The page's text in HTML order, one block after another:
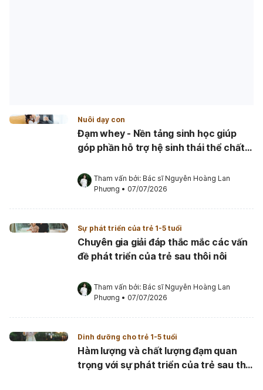
Nuôi dạy con
Đạm whey - Nền tảng sinh học giúp
góp phần hỗ trợ hệ sinh thái thể chất,
Tham vấn bởi: Bác sĩ Nguyễn Hoàng Lan
Phương • 07/07/2026
Sự phát triển của trẻ 1-5 tuổi
Chuyên gia giải đáp thắc mắc các vấn
đề phát triển của trẻ sau thôi nôi
Tham vấn bởi: Bác sĩ Nguyễn Hoàng Lan
Phương • 07/07/2026
Dinh dưỡng cho trẻ 1-5 tuổi
Hàm lượng và chất lượng đạm quan
trọng với sự phát triển của trẻ sau thôi